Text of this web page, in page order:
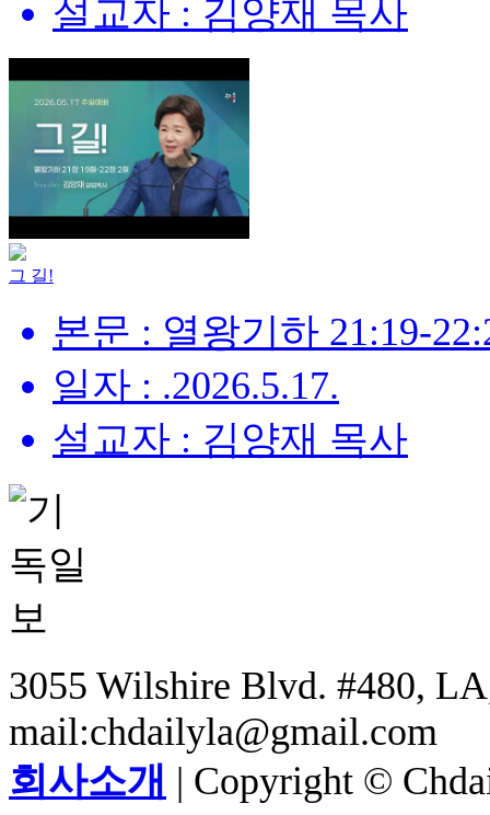
설교자 : 김양재 목사
그 길!
본문 : 열왕기하 21:19-
일자 : .2026.5.17.
설교자 : 김양재 목사
3055 Wilshire Blvd. #480,
mail:chdailyla@gmail.com
회사소개 | Copyright ©